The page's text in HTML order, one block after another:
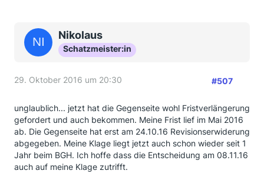
Nikolaus
Schatzmeister:in
29. Oktober 2016 um 20:30 #507
unglaublich... jetzt hat die Gegenseite wohl Fristverlängerung
gefordert und auch bekommen. Meine Frist lief im Mai 2016
ab. Die Gegenseite hat erst am 24.10.16 Revisionserwiderung
abgegeben. Meine Klage liegt jetzt auch schon wieder seit 1
Jahr beim BGH. Ich hoffe dass die Entscheidung am 08.11.16
auch auf meine Klage zutrifft.